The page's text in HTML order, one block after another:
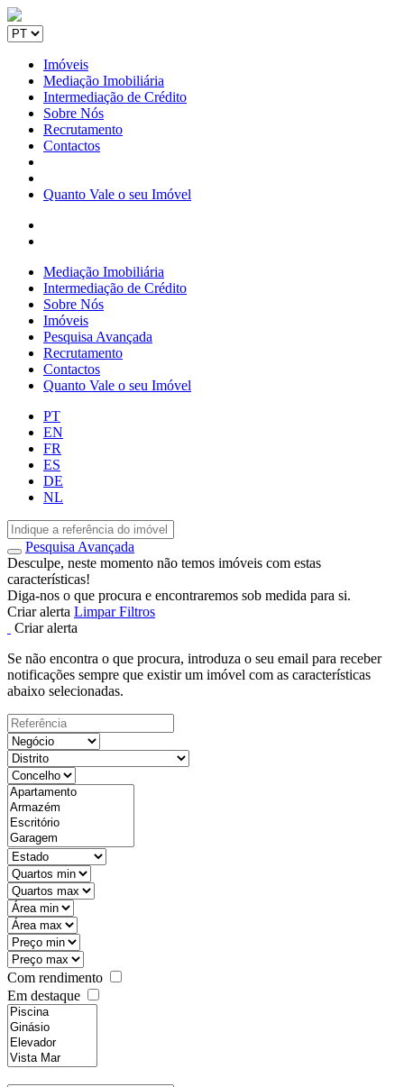
Imóveis
Mediação Imobiliária
Intermediação de Crédito
Sobre Nós
Recrutamento
Contactos
Quanto Vale o seu Imóvel
Mediação Imobiliária
Intermediação de Crédito
Sobre Nós
Imóveis
Pesquisa Avançada
Recrutamento
Contactos
Quanto Vale o seu Imóvel
PT
EN
FR
ES
DE
NL
Pesquisa Avançada
Desculpe, neste momento não temos imóveis com estas
características!
Diga-nos o que procura e encontraremos sob medida para si.
Criar alerta Limpar Filtros
Criar alerta
Se não encontra o que procura, introduza o seu email para receber
notificações sempre que existir um imóvel com as características
abaixo selecionadas.
Com rendimento
Em destaque